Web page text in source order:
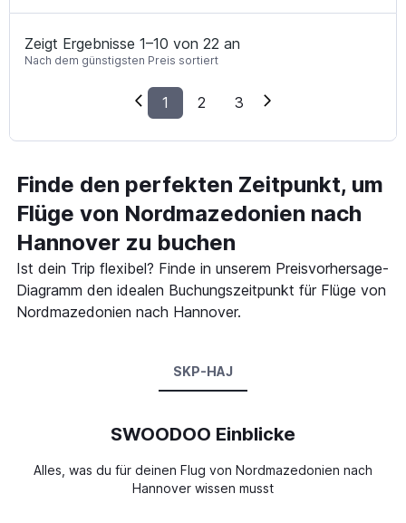
Zeigt Ergebnisse 1–10 von 22 an
Nach dem günstigsten Preis sortiert
1 2 3
Finde den perfekten Zeitpunkt, um
Flüge von Nordmazedonien nach
Hannover zu buchen
Ist dein Trip flexibel? Finde in unserem Preisvorhersage-
Diagramm den idealen Buchungszeitpunkt für Flüge von
Nordmazedonien nach Hannover.
SKP-HAJ
SWOODOO Einblicke
Alles, was du für deinen Flug von Nordmazedonien nach
Hannover wissen musst